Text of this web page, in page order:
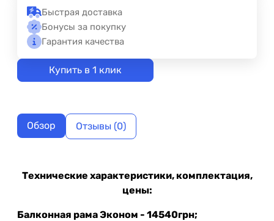
Быстрая доставка
Бонусы за покупку
Гарантия качества
Купить в 1 клик
Обзор Отзывы (0)
Технические характеристики, комплектация,
цены:
Балконная рама Эконом - 14540грн;